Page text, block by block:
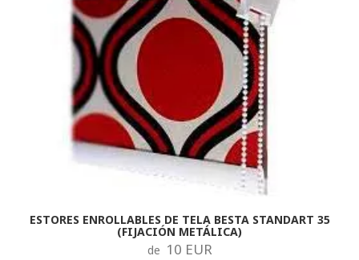
ESTORES ENROLLABLES DE TELA BESTA STANDART 35
(FIJACIÓN METÁLICA)
de 10 EUR